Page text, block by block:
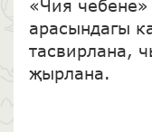
«Чия
арасындагы
тасвирлана,
җырлана.